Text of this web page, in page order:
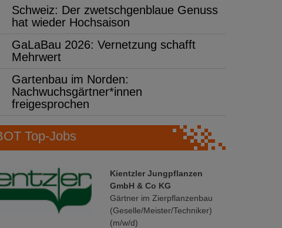
Schweiz: Der zwetschgenblaue Genuss
hat wieder Hochsaison
GaLaBau 2026: Vernetzung schafft
Mehrwert
Gartenbau im Norden:
Nachwuchsgärtner*innen
freigesprochen
Top-Jobs
Kientzler Jungpflanzen
GmbH & Co KG
Gärtner im Zierpflanzenbau
(Geselle/Meister/Techniker)
(m/w/d)